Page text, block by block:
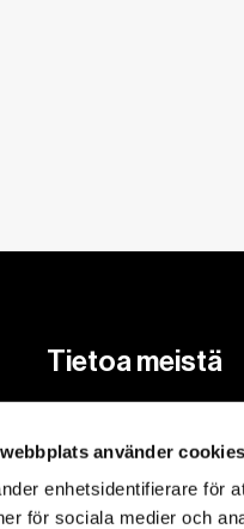
använder cookies
enhetsidentifierare för
för sociala medier och
Tietoa meistä
Ota meihin yhteyttä
Cookies